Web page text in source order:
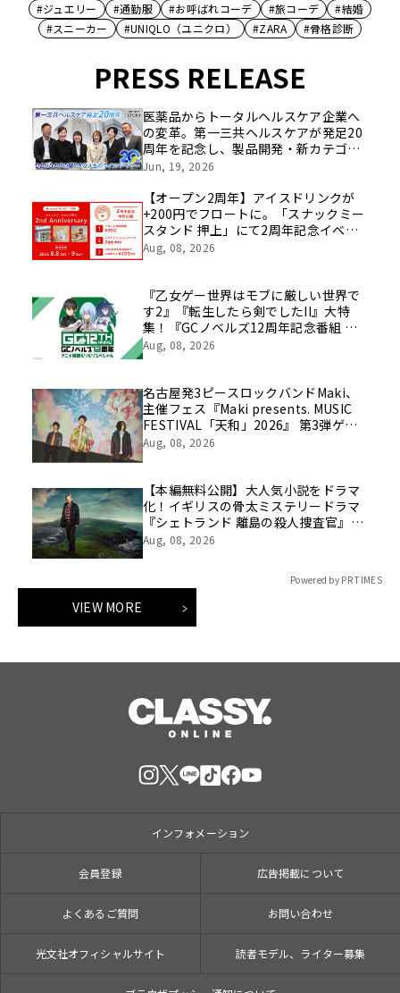
#ジュエリー #通勤服 #お呼ばれコーデ #旅コーデ
#結婚
#スニーカー
#UNIQLO（ユニクロ） #ZARA #骨格診断
PRESS RELEASE
医薬品からトータルヘルスケア企業へ
の変革。第一三共ヘルスケアが発足20
周年を記念し、製品開発・新カテゴリ
挑戦の舞台や旧社統合時のエピソード
像を公開！
Jun, 19, 2026
【オープン2周年】アイスドリンクが
+200円でフロートに。「スナックミー
スタンド 押上」にて2周年記念イベン
トを開催【8/8(土)～8/9(日)】
Aug, 08, 2026
『乙女ゲー世界はモブに厳しい世界で
す2』『転生したら剣でしたII』大特
集！『GCノベルズ12周年記念番組 ア
ニメ情報モリモリSP』8月23日(日) 夜8
Aug, 08, 2026
名古屋発3ピースロックバンドMaki、
主催フェス『Maki presents. MUSIC
FESTIVAL「天和」2026』 第3弾ゲス
ト解禁！
Aug, 08, 2026
【本編無料公開】大人気小説をドラマ
化！イギリスの骨太ミステリードラマ
『シェトランド 離島の殺人捜査官』
を、第2話まで8/7（金）20:00～隔週1
Aug, 08, 2026
Powered by PR TIMES
VIEW MORE
インフォメーション
会員登録 広告掲載について
よくあるご質問 お問い合わせ
光文社オフィシャルサイト 読者モデル、ライター募集